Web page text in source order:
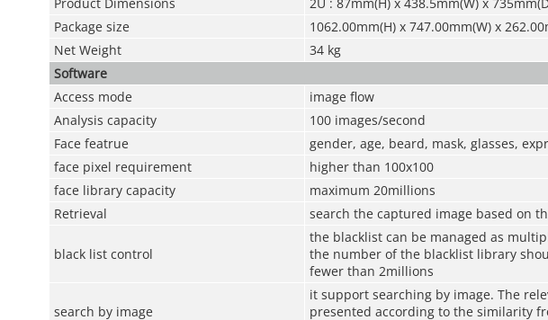
Package size
1062.00mm(H) x 747.00mm(W) x
Net Weight
34 kg
Software
Access mode
image flow
Analysis capacity
100 images/second
Face featrue
gender, age, beard, mask, glasses,
face pixel requirement
higher than 100x100
face library capacity
maximum 20millions
Retrieval
search the captured image based on
black list control
the blacklist can be managed as
the number of the blacklist library
fewer than 2millions
search by image
it support searching by image. The
presented according to the similarity